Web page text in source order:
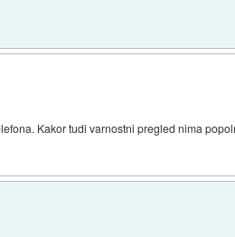
Kakor tudi varnostni pregled nima